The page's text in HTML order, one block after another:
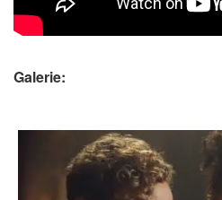
Galerie: